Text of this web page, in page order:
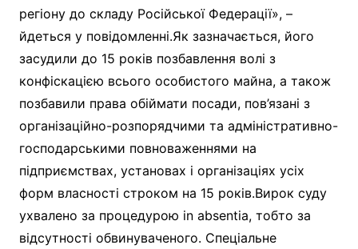
регіону до складу Російської Федерації», –
йдеться у повідомленні.Як зазначається, його
засудили до 15 років позбавлення волі з
конфіскацією всього особистого майна, а також
позбавили права обіймати посади, пов’язані з
організаційно-розпорядчими та адміністративно-
господарськими повноваженнями на
підприємствах, установах і організаціях усіх
форм власності строком на 15 років.Вирок суду
ухвалено за процедурою in absentia, тобто за
відсутності обвинуваченого. Спеціальне